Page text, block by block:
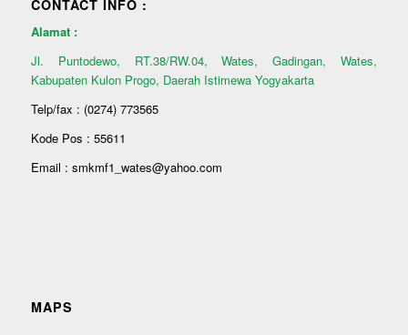
CONTACT INFO :
Alamat :
Jl. Puntodewo, RT.38/RW.04, Wates, Gadingan, Wates,
Kabupaten Kulon Progo, Daerah Istimewa Yogyakarta
Telp/fax : (0274) 773565
Kode Pos : 55611
Email : smkmf1_wates@yahoo.com
MAPS